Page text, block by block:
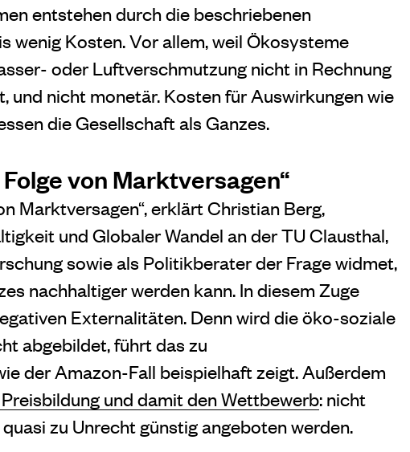
entstehen durch die beschriebenen
wenig Kosten. Vor allem, weil Ökosysteme
oder Luftverschmutzung nicht in Rechnung
und nicht monetär. Kosten für Auswirkungen wie
die Gesellschaft als Ganzes.
von Marktversagen“
Marktversagen“, erklärt Christian Berg,
und Globaler Wandel an der TU Clausthal,
sowie als Politikberater der Frage widmet,
nachhaltiger werden kann. In diesem Zuge
Externalitäten. Denn wird die öko-soziale
abgebildet, führt das zu
der Amazon-Fall beispielhaft zeigt. Außerdem
und damit den Wettbewerb: nicht
zu Unrecht günstig angeboten werden.